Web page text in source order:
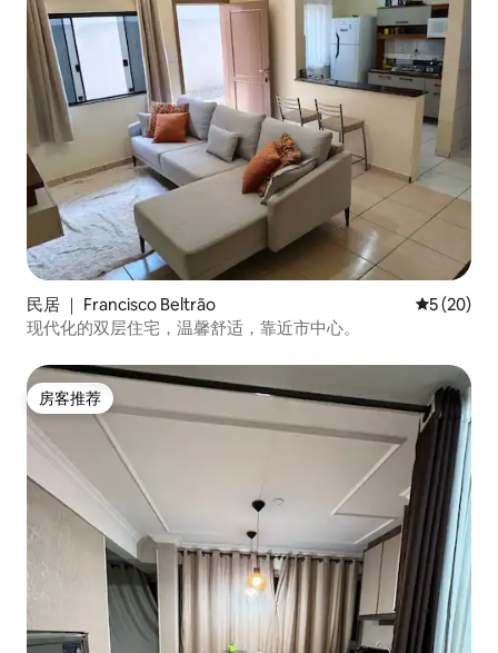
民居 ｜ Francisco Beltrão 平均评分
5 (20)
现代化的双层住宅，温馨舒适，靠近市中心。
房客推荐
房客推荐